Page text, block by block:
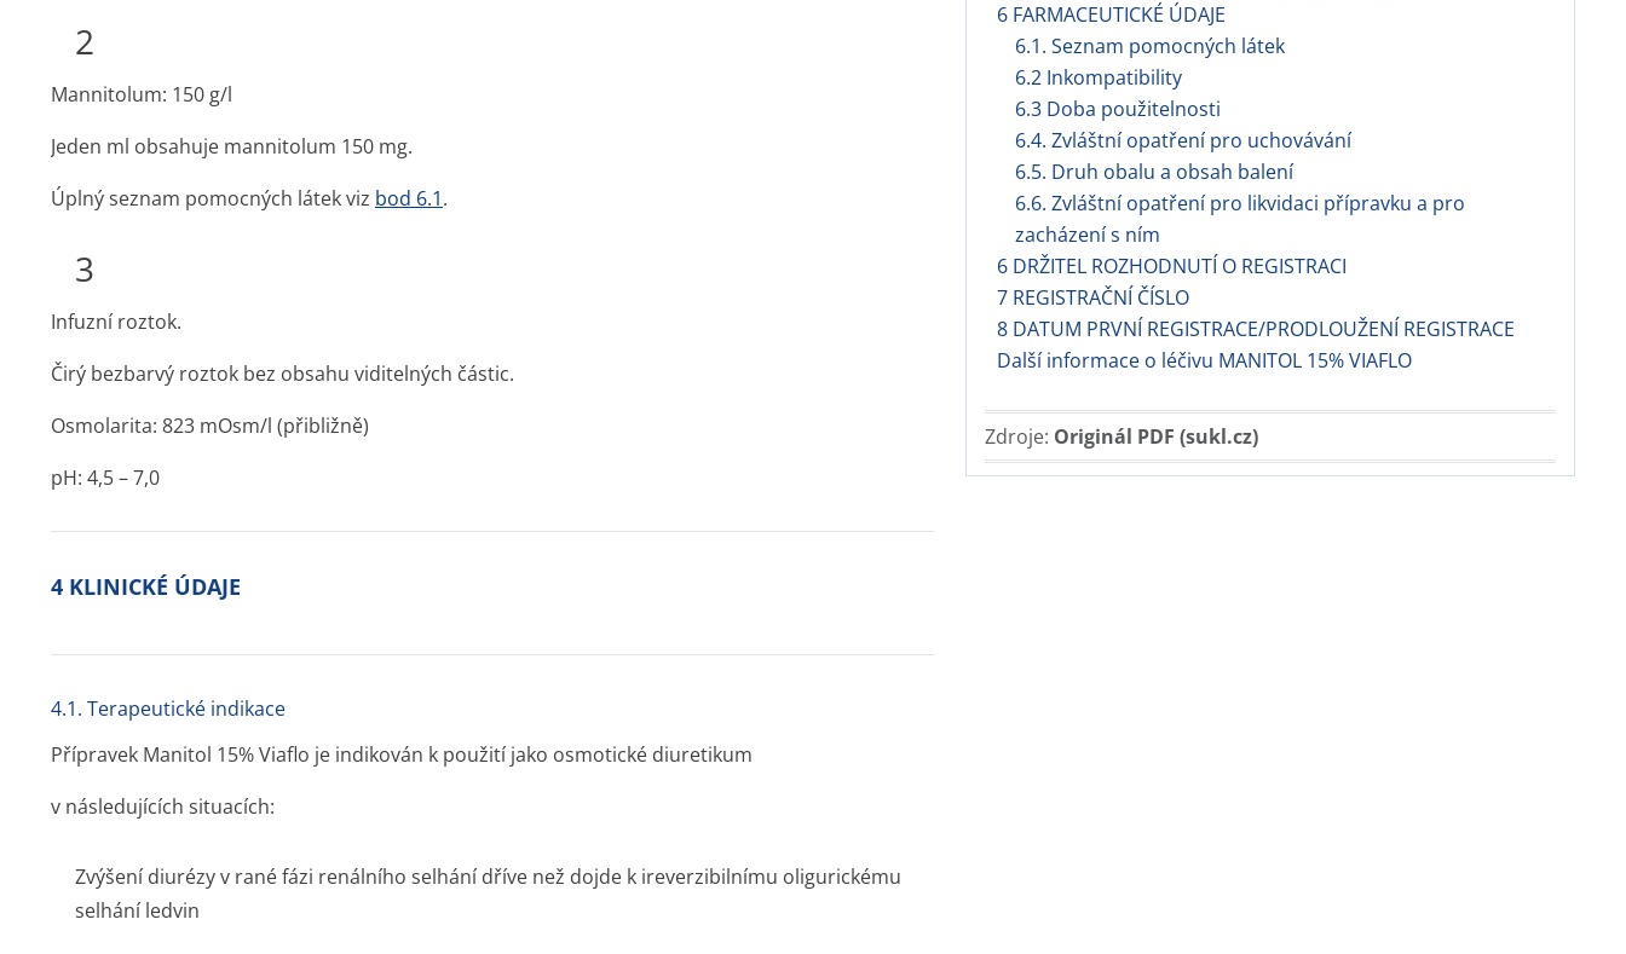
6 FARMACEUTICKÉ ÚDAJE
6.1. Seznam pomocných látek
6.2 Inkompatibility
6.3 Doba použitelnosti
6.4. Zvláštní opatření pro uchovávání
6.5. Druh obalu a obsah balení
6.6. Zvláštní opatření pro likvidaci přípravku a pro
zacházení s ním
6 DRŽITEL ROZHODNUTÍ O REGISTRACI
7 REGISTRAČNÍ ČÍSLO
8 DATUM PRVNÍ REGISTRACE/PRODLOUŽENÍ REGISTRACE
Další informace o léčivu MANITOL 15% VIAFLO
Zdroje: Originál PDF (sukl.cz)
2
Mannitolum: 150 g/l
Jeden ml obsahuje mannitolum 150 mg.
Úplný seznam pomocných látek viz bod 6.1.
3
Infuzní roztok.
Čirý bezbarvý roztok bez obsahu viditelných částic.
Osmolarita: 823 mOsm/l (přibližně)
pH: 4,5 – 7,0
4 KLINICKÉ ÚDAJE
4.1. Terapeutické indikace
Přípravek Manitol 15% Viaflo je indikován k použití jako osmotické diuretikum
v následujících situacích:
Zvýšení diurézy v rané fázi renálního selhání dříve než dojde k ireverzibilnímu oligurickému
selhání ledvin